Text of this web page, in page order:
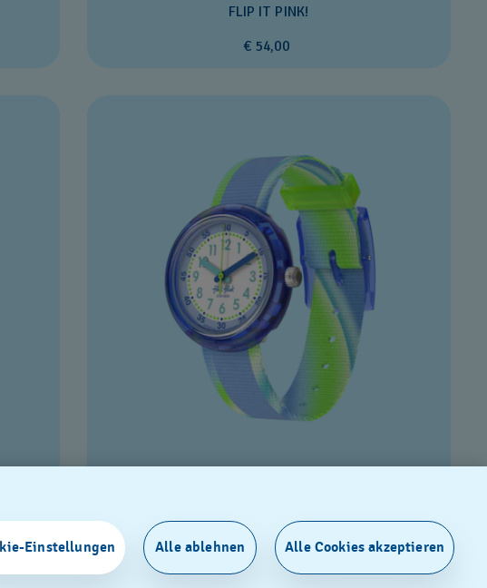
FLIP IT PINK!
€ 54,00
€ 44,00
Einstellungen Alle ablehnen Alle Cookies akzeptieren